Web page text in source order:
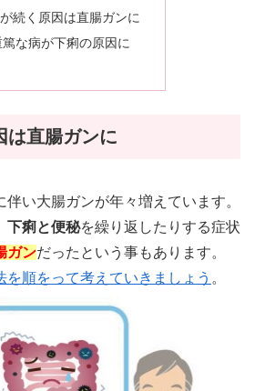
続く原因は直腸ガンに
篤な病が下痢の原因に
は直腸ガンに
い大腸ガンが年々増えています。
下痢と便秘を繰り返したりする症状
ガンだったという事もあります。
を順をって考えていきましょう 。